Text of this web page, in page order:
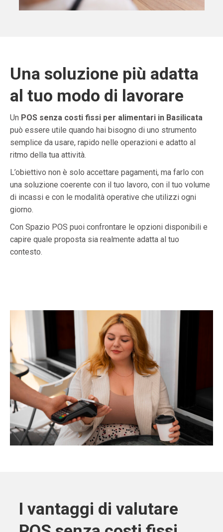
Una soluzione più adatta
al tuo modo di lavorare
Un POS senza costi fissi per alimentari in Basilicata
può essere utile quando hai bisogno di uno strumento
semplice da usare, rapido nelle operazioni e adatto al
ritmo della tua attività.
L’obiettivo non è solo accettare pagamenti, ma farlo con
una soluzione coerente con il tuo lavoro, con il tuo volume
di incassi e con le modalità operative che utilizzi ogni
giorno.
Con Spazio POS puoi confrontare le opzioni disponibili e
capire quale proposta sia realmente adatta al tuo
contesto.
I vantaggi di valutare